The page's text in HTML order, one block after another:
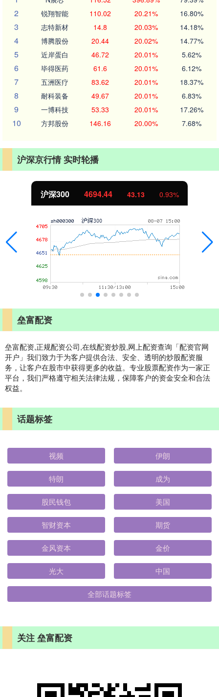
2 锐翔智能 110.02 20.21% 16.80%
3 志特新材 14.8 20.03% 14.18%
4 博腾股份 20.44 20.02% 14.77%
5 近岸蛋白 46.72 20.01% 5.62%
6 毕得医药 61.6 20.01% 6.12%
7 五洲医疗 83.62 20.01% 18.37%
8 耐科装备 49.67 20.01% 6.83%
9 一博科技 53.33 20.01% 17.26%
10 方邦股份 146.16 20.00% 7.68%
沪深京行情 实时轮播
沪深300 4694.44 43.13 0.93%
垒富配资
垒富配资,正规配资公司,在线配资炒股,网上配资查询「配资官网
开户」我们致力于为客户提供合法、安全、透明的炒股配资服
务，让客户在股市中获得更多的收益。专业股票配资作为一家正
平台，我们严格遵守相关法律法规，保障客户的资金安全和合法
权益。
话题标签
视频 伊朗
特朗 成为
股民钱包 美国
智财资本 期货
金风资本 金价
光大 中国
全部话题标签
关注 垒富配资